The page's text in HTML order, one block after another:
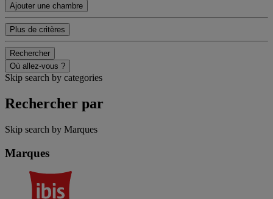
Ajouter une chambre
Plus de critères
Rechercher
Où allez-vous ?
Skip search by categories
Rechercher par
Skip search by Marques
Marques